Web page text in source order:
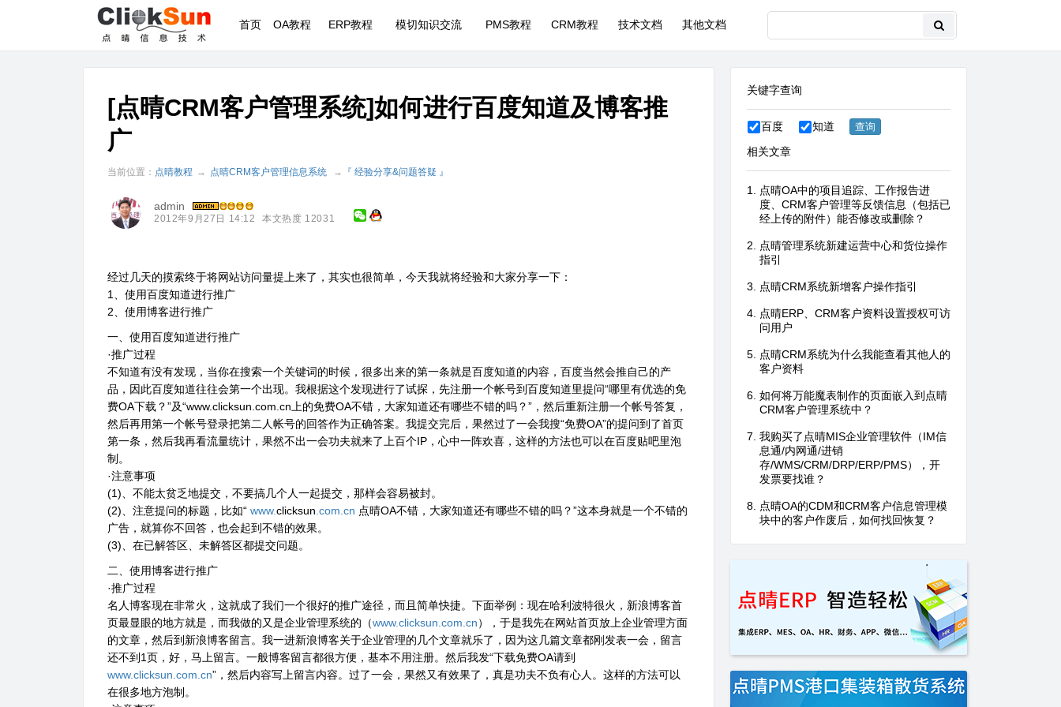
首页 OA教程 ERP教程 模切知识交流 PMS教程 CRM教程 技术文档 其他文档
[点晴CRM客户管理系统]如何进行百度知道及博客推
广
当前位置： 点晴教程 → 点晴CRM客户管理信息系统 → 『 经验分享&问题答疑 』
admin
2012年9月27日 14:12 本文热度 12031
经过几天的摸索终于将网站访问量提上来了，其实也很简单，今天我就将经验和大家分享一下：
1、使用百度知道进行推广
2、使用博客进行推广
一、使用百度知道进行推广
·推广过程
不知道有没有发现，当你在搜索一个关键词的时候，很多出来的第一条就是百度知道的内容，百度当然会推自己的产
品，因此百度知道往往会第一个出现。我根据这个发现进行了试探，先注册一个帐号到百度知道里提问“哪里有优选的免
费OA下载？”及“www.clicksun.com.cn上的免费OA不错，大家知道还有哪些不错的吗？”，然后重新注册一个帐号答复，
然后再用第一个帐号登录把第二人帐号的回答作为正确答案。我提交完后，果然过了一会我搜“免费OA”的提问到了首页
第一条，然后我再看流量统计，果然不出一会功夫就来了上百个IP，心中一阵欢喜，这样的方法也可以在百度贴吧里泡
制。
·注意事项
(1)、不能太贫乏地提交，不要搞几个人一起提交，那样会容易被封。
(2)、注意提问的标题，比如“ www.clicksun .com.cn 点晴OA不错，大家知道还有哪些不错的吗？”这本身就是一个不错的
广告，就算你不回答，也会起到不错的效果。
(3)、在已解答区、未解答区都提交问题。
二、使用博客进行推广
·推广过程
名人博客现在非常火，这就成了我们一个很好的推广途径，而且简单快捷。下面举例：现在哈利波特很火，新浪博客首
页最显眼的地方就是，而我做的又是企业管理系统的（www.clicksun.com.cn），于是我先在网站首页放上企业管理方面
的文章，然后到新浪博客留言。我一进新浪博客关于企业管理的几个文章就乐了，因为这几篇文章都刚发表一会，留言
还不到1页，好，马上留言。一般博客留言都很方便，基本不用注册。然后我发“下载免费OA请到
www.clicksun.com.cn”，然后内容写上留言内容。过了一会，果然又有效果了，真是功夫不负有心人。这样的方法可以
在很多地方泡制。
关键字查询
百度 知道
相关文章
点晴OA中的项目追踪、工作报告进
度、CRM客户管理等反馈信息（包括已
经上传的附件）能否修改或删除？
点晴管理系统新建运营中心和货位操作
指引
点晴CRM系统新增客户操作指引
点晴ERP、CRM客户资料设置授权可访
问用户
点晴CRM系统为什么我能查看其他人的
客户资料
如何将万能魔表制作的页面嵌入到点晴
CRM客户管理系统中？
我购买了点晴MIS企业管理软件（IM信
息通/内网通/进销
存/WMS/CRM/DRP/ERP/PMS），开
发票要找谁？
点晴OA的CDM和CRM客户信息管理模
块中的客户作废后，如何找回恢复？